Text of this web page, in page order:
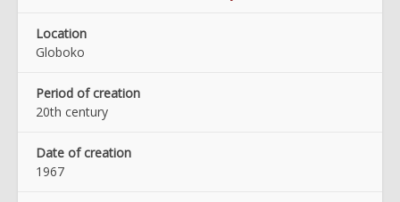
Location
Globoko
Period of creation
20th century
Date of creation
1967